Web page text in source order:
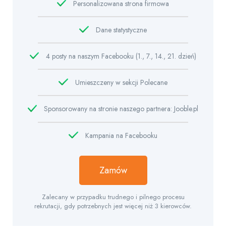
Personalizowana strona firmowa
Dane statystyczne
4 posty na naszym Facebooku (1., 7., 14., 21. dzień)
Umieszczeny w sekcji Polecane
Sponsorowany na stronie naszego partnera: Jooble.pl
Kampania na Facebooku
Zamów
Zalecany w przypadku trudnego i pilnego procesu
rekrutacji, gdy potrzebnych jest więcej niż 3 kierowców.